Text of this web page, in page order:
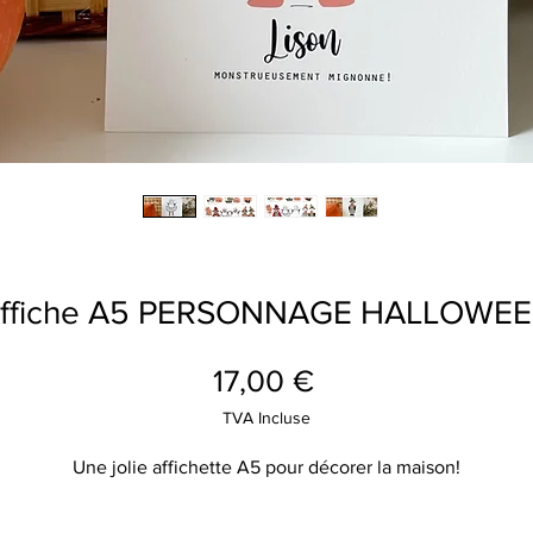
A5 PERSONNAGE
17,00 €Prix
TVA Incluse
Une jolie affichette A5 pour décorer la maison!